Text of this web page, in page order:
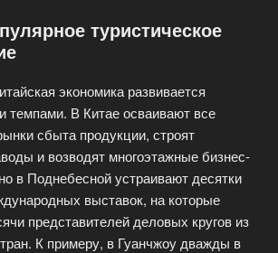
туристическое
экономика развивается
темпами. В Китае осваивают все
сбыта продукции, строят
и возводят многоэтажные бизнес-
в Поднебесной устраивают десятки
выставок, на которые
представителей деловых кругов из
К примеру, в Гуанчжоу дважды в